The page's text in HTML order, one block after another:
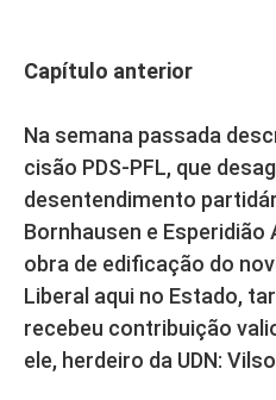
Capítulo anterior
Na semana passada
cisão PDS-PFL, que
desentendimento
Bornhausen e Esperidião
obra de edificação do
Liberal aqui no Estado,
recebeu contribuição
ele, herdeiro da UDN: